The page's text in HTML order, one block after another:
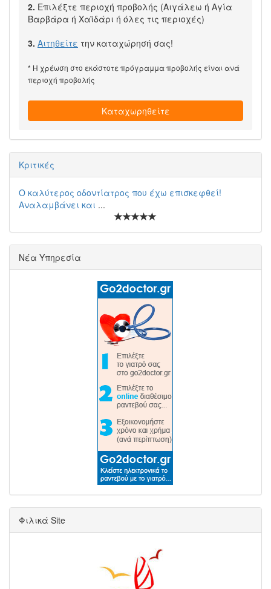
2. Επιλέξτε περιοχή προβολής (Αιγάλεω ή Αγία
Βαρβάρα ή Χαϊδάρι ή όλες τις περιοχές)
3. Αιτηθείτε την καταχώρησή σας!
* Η χρέωση στο εκάστοτε πρόγραμμα προβολής είναι ανά
περιοχή προβολής
Καταχωρηθείτε
Κριτικές
Ο καλύτερος οδοντίατρος που έχω επισκεφθεί!
Αναλαμβάνει και ...
Νέα Υπηρεσία
Φιλικά Site